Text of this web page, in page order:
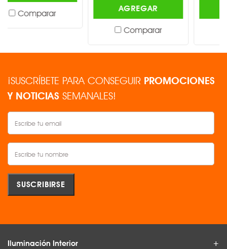
AGREGAR
Comparar
¡SUSCRÍBETE PARA CONSEGUIR PROMOCIONES
Y NOTICIAS SEMANALES!
Iluminación Interior